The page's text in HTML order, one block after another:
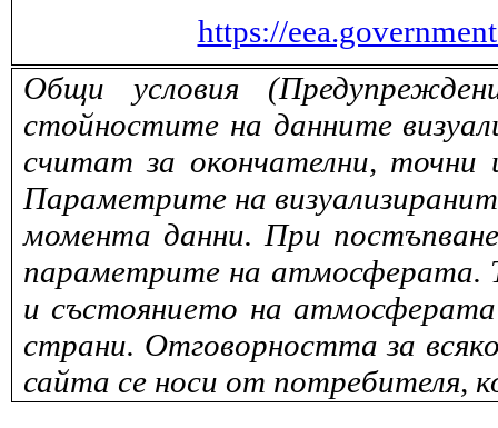
https://
Общи условия
стойностите на данните
считат за окончателни,
Параметрите на
момента данни. При
параметрите на атмосферата.
и състоянието на
страни. Отговорността за
сайта се носи от потребителя,